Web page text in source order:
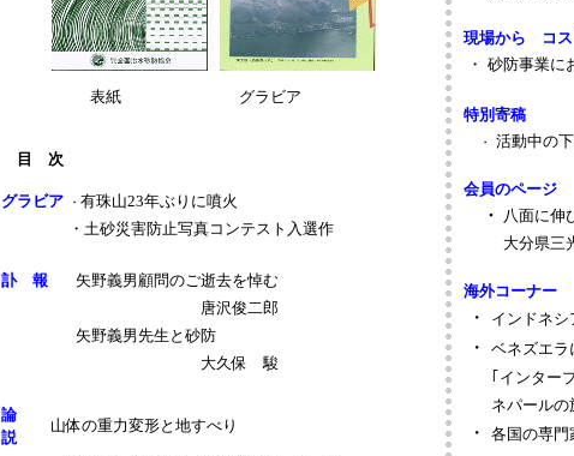
表紙 グラビア
目　次
グラビア ・ 有珠山23年ぶりに噴火
・土砂災害防止写真コンテスト入選作
訃 報
矢野義男顧問のご逝去を悼む
唐沢俊二郎
矢野義男先生と砂防
大久保 駿
論
説
山体の重力変形と地すべり
現場から コス
・ 砂防事業に
特別寄稿
・ 活動中の
会員のページ
・ 八面に伸
大分県
海外コーナー
・ インドネ
・
ベネズエラ
｢インター
ネパールの
・ 各国の専門